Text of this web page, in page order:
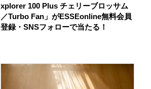
xplorer 100 Plus チェリーブロッサム
／Turbo Fan」がESSEonline無料会員
登録・SNSフォローで当たる！